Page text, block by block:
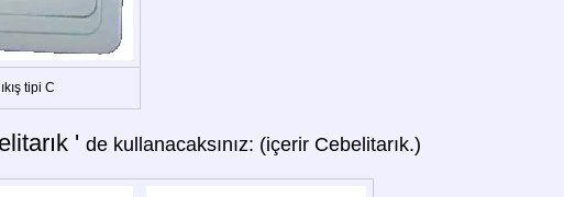
tipi C
' de kullanacaksınız: (içerir Cebelitarık.)